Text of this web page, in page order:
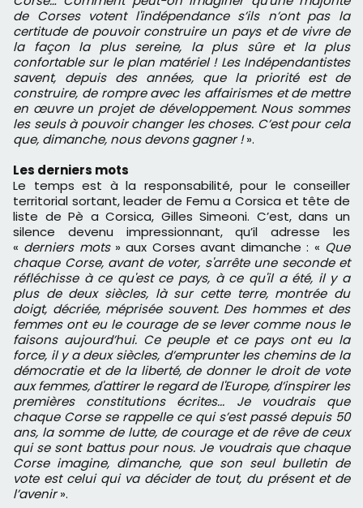
de Corses votent l'indépendance s’ils n’ont pas la
certitude de pouvoir construire un pays et de vivre de
la façon la plus sereine, la plus sûre et la plus
confortable sur le plan matériel ! Les Indépendantistes
savent, depuis des années, que la priorité est de
construire, de rompre avec les affairismes et de mettre
en œuvre un projet de développement. Nous sommes
les seuls à pouvoir changer les choses. C’est pour cela
que, dimanche, nous devons gagner !».
Les derniers mots
Le temps est à la responsabilité, pour le conseiller
territorial sortant, leader de Femu a Corsica et tête de
liste de Pè a Corsica, Gilles Simeoni. C’est, dans un
silence devenu impressionnant, qu’il adresse les
« derniers mots » aux Corses avant dimanche : « Que
chaque Corse, avant de voter, s'arrête une seconde et
réfléchisse à ce qu'est ce pays, à ce qu'il a été, il y a
plus de deux siècles, là sur cette terre, montrée du
doigt, décriée, méprisée souvent. Des hommes et des
femmes ont eu le courage de se lever comme nous le
faisons aujourd’hui. Ce peuple et ce pays ont eu la
force, il y a deux siècles, d’emprunter les chemins de la
démocratie et de la liberté, de donner le droit de vote
aux femmes, d'attirer le regard de l'Europe, d’inspirer les
premières constitutions écrites... Je voudrais que
chaque Corse se rappelle ce qui s’est passé depuis 50
ans, la somme de lutte, de courage et de rêve de ceux
qui se sont battus pour nous. Je voudrais que chaque
Corse imagine, dimanche, que son seul bulletin de
vote est celui qui va décider de tout, du présent et de
l’avenir».